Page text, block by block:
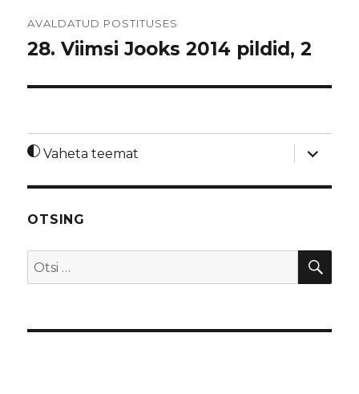
AVALDATUD POSTITUSES
28. Viimsi Jooks 2014 pildid, 2
Vaheta teemat
laienda
OTSING
Otsi: